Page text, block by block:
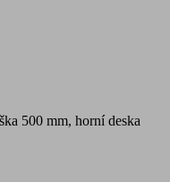
500 mm, horní deska